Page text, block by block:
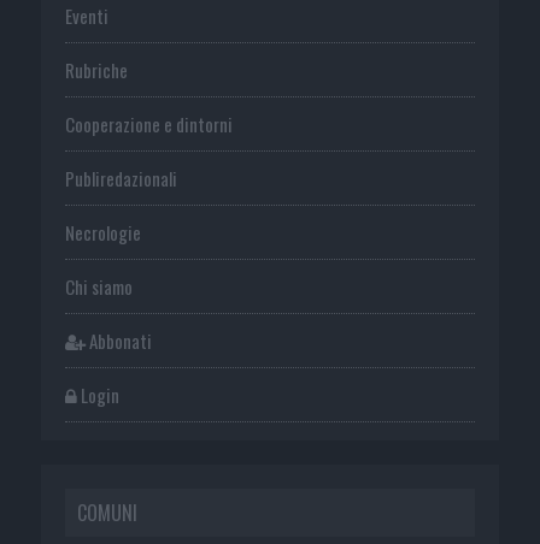
Eventi
Rubriche
Cooperazione e dintorni
Publiredazionali
Necrologie
Chi siamo
Abbonati
Login
COMUNI